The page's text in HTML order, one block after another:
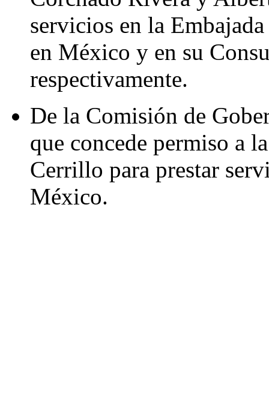
servicios en la
en México y en su
respectivamente.
De la Comisión de
que concede permiso a
Cerrillo para prestar
México.